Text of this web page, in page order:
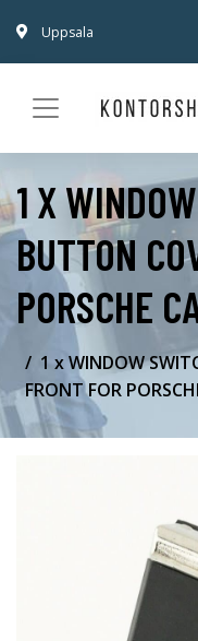
Uppsala
1 X
BUTTON
PORSCHE
1 x WINDOW
FRONT FOR